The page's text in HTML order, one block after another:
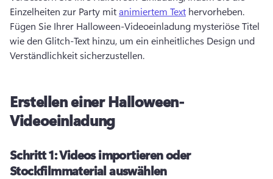
Einzelheiten zur Party mit animiertem Text
Fügen Sie Ihrer Halloween-Videoeinladung mysteriöse Titel
wie den Glitch-Text hinzu, um ein einheitliches Design und
Verständlichkeit sicherzustellen.
Erstellen einer Halloween-
Videoeinladung
Schritt 1:Videos importieren oder
Stockfilmmaterial auswählen